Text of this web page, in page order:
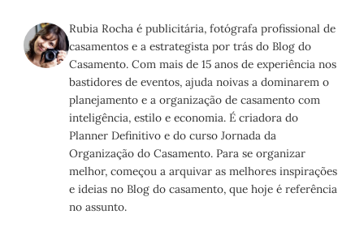
Rubia Rocha é publicitária, fotógrafa profissional de
casamentos e a estrategista por trás do Blog do
Casamento. Com mais de 15 anos de experiência nos
bastidores de eventos, ajuda noivas a dominarem o
planejamento e a organização de casamento com
inteligência, estilo e economia. É criadora do
Planner Definitivo e do curso Jornada da
Organização do Casamento. Para se organizar
melhor, começou a arquivar as melhores inspirações
e ideias no Blog do casamento, que hoje é referência
no assunto.